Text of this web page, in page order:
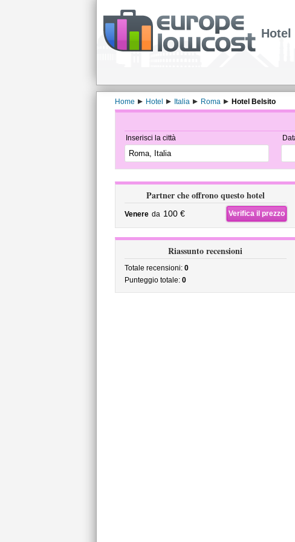
Home Hotel Italia Roma Hotel Belsito
Inserisci la città
Partner che offrono questo hotel
Venere da 100 € Verifica il prezzo
Riassunto recensioni
Totale recensioni: 0
Punteggio totale: 0